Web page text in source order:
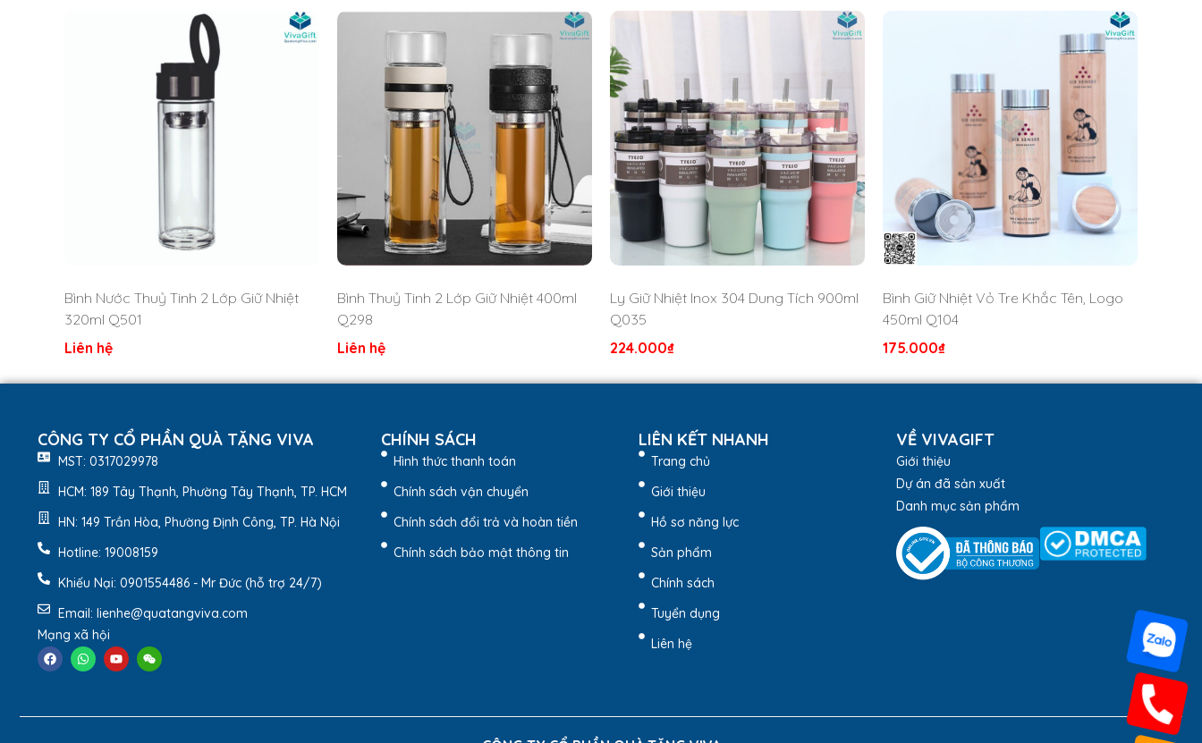
Bình Nước Thuỷ Tinh 2 Lớp Giữ Nhiệt
320ml Q501
Liên hệ
Bình Thuỷ Tinh 2 Lớp Giữ Nhiệt 400ml
Q298
Liên hệ
Ly Giữ Nhiệt Inox 304 Dung Tích 900ml
Q035
224.000₫
Bình Giữ Nhiệt Vỏ Tre Khắc Tên, Logo
450ml Q104
175.000₫
CÔNG TY CỔ PHẦN QUÀ TẶNG VIVA
MST: 0317029978
HCM: 189 Tây Thạnh, Phường Tây Thạnh, TP. HCM
HN: 149 Trần Hòa, Phường Định Công, TP. Hà Nội
Hotline: 19008159
Khiếu Nại: 0901554486 - Mr Đức (hỗ trợ 24/7)
Email: lienhe@quatangviva.com
Mạng xã hội
CHÍNH SÁCH
Hình thức thanh toán
Chính sách vận chuyển
Chính sách đổi trả và hoàn tiền
Chính sách bảo mật thông tin
LIÊN KẾT NHANH
Trang chủ
Giới thiệu
Hồ sơ năng lực
Sản phẩm
Chính sách
Tuyển dụng
Liên hệ
VỀ VIVAGIFT
Giới thiệu
Dự án đã sản xuất
Danh mục sản phẩm